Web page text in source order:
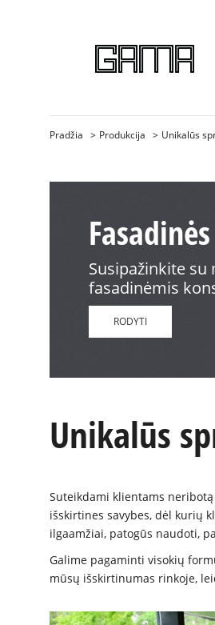
Pradžia Produkcija Unikalūs
Susipažinkite
fasadinėmis
RODYTI
Unikalūs
Suteikdami klientams
išskirtines savybes, dėl kurių
ilgaamžiai, patogūs naudoti,
Galime pagaminti visokių
mūsų išskirtinumas rinkoje,